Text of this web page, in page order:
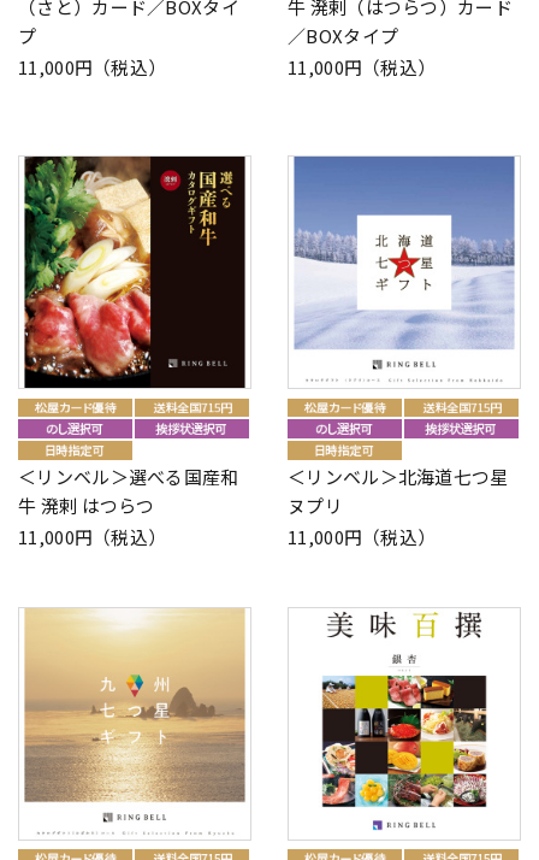
（さと）カード／BOXタイ
プ
11,000円（税込）
牛 溌剌（はつらつ）カード
／BOXタイプ
11,000円（税込）
＜リンベル＞選べる国産和
牛 溌剌 はつらつ
11,000円（税込）
＜リンベル＞北海道七つ星
ヌプリ
11,000円（税込）